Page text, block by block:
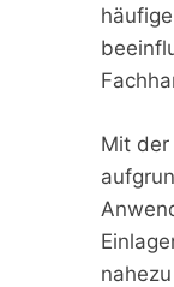
Mit